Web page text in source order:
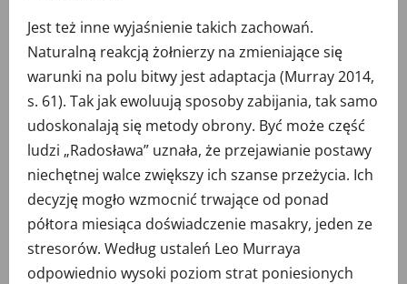
Jest też inne wyjaśnienie takich zachowań.
Naturalną reakcją żołnierzy na zmieniające się
warunki na polu bitwy jest adaptacja (Murray 2014,
s. 61). Tak jak ewoluują sposoby zabijania, tak samo
udoskonalają się metody obrony. Być może część
ludzi „Radosława” uznała, że przejawianie postawy
niechętnej walce zwiększy ich szanse przeżycia. Ich
decyzję mogło wzmocnić trwające od ponad
półtora miesiąca doświadczenie masakry, jeden ze
stresorów. Według ustaleń Leo Murraya
odpowiednio wysoki poziom strat poniesionych